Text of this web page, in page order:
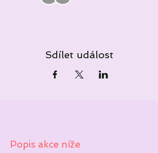
Sdílet událost
Popis akce níže